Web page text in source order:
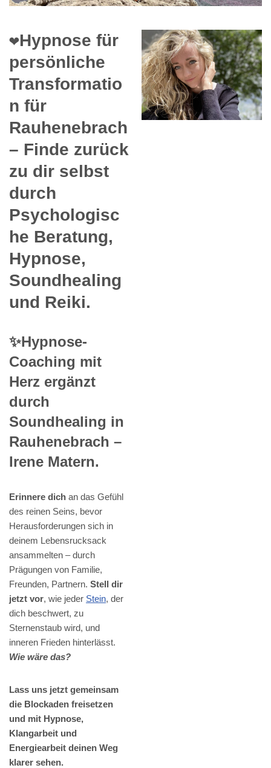
❤️Hypnose für
persönliche
Transformatio
n für
Rauhenebrach
– Finde zurück
zu dir selbst
durch
Psychologisc
he Beratung,
Hypnose,
Soundhealing
und Reiki.
✨Hypnose-
Coaching mit
Herz ergänzt
durch
Soundhealing in
Rauhenebrach –
Irene Matern.
Erinnere dich an das Gefühl
des reinen Seins, bevor
Herausforderungen sich in
deinem Lebensrucksack
ansammelten – durch
Prägungen von Familie,
Freunden, Partnern. Stell dir
jetzt vor, wie jeder Stein, der
dich beschwert, zu
Sternenstaub wird, und
inneren Frieden hinterlässt.
Wie wäre das?
Lass uns jetzt gemeinsam
die Blockaden freisetzen
und mit Hypnose,
Klangarbeit und
Energiearbeit deinen Weg
klarer sehen.